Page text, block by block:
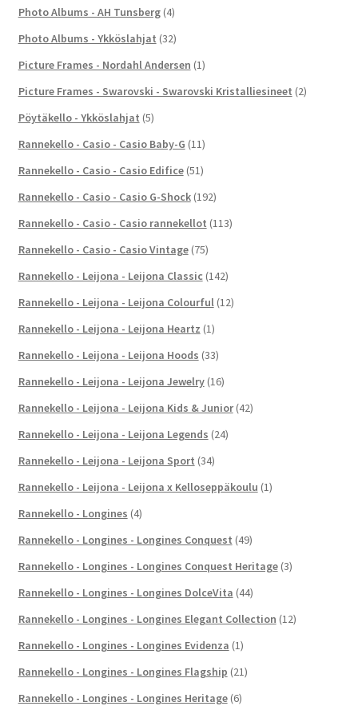
Photo Albums - AH Tunsberg (4)
Photo Albums - Ykköslahjat (32)
Picture Frames - Nordahl Andersen (1)
Picture Frames - Swarovski - Swarovski Kristalliesineet (2)
Pöytäkello - Ykköslahjat (5)
Rannekello - Casio - Casio Baby-G (11)
Rannekello - Casio - Casio Edifice (51)
Rannekello - Casio - Casio G-Shock (192)
Rannekello - Casio - Casio rannekellot (113)
Rannekello - Casio - Casio Vintage (75)
Rannekello - Leijona - Leijona Classic (142)
Rannekello - Leijona - Leijona Colourful (12)
Rannekello - Leijona - Leijona Heartz (1)
Rannekello - Leijona - Leijona Hoods (33)
Rannekello - Leijona - Leijona Jewelry (16)
Rannekello - Leijona - Leijona Kids & Junior (42)
Rannekello - Leijona - Leijona Legends (24)
Rannekello - Leijona - Leijona Sport (34)
Rannekello - Leijona - Leijona x Kelloseppäkoulu (1)
Rannekello - Longines (4)
Rannekello - Longines - Longines Conquest (49)
Rannekello - Longines - Longines Conquest Heritage (3)
Rannekello - Longines - Longines DolceVita (44)
Rannekello - Longines - Longines Elegant Collection (12)
Rannekello - Longines - Longines Evidenza (1)
Rannekello - Longines - Longines Flagship (21)
Rannekello - Longines - Longines Heritage (6)